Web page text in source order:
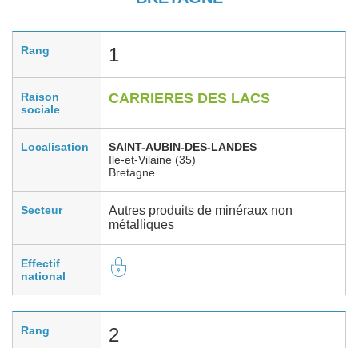
Rang 1
Raison
sociale
CARRIERES DES LACS
Localisation
SAINT-AUBIN-DES-LANDES
Ile-et-Vilaine (35)
Bretagne
Secteur
Autres produits de minéraux non
métalliques
Effectif
national
Rang 2